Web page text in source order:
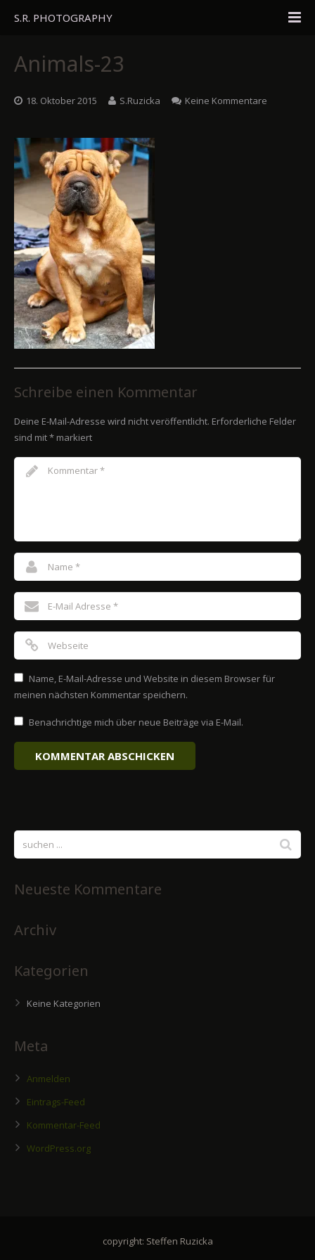
S.R. PHOTOGRAPHY
About
Blog
Gästebuch
Animals-23
18. Oktober 2015 S.Ruzicka Keine Kommentare
Schreibe einen Kommentar
Deine E-Mail-Adresse wird nicht veröffentlicht. Erforderliche Felder
sind mit* markiert
Name, E-Mail-Adresse und Website in diesem Browser für
meinen nächsten Kommentar speichern.
Benachrichtige mich über neue Beiträge via E-Mail.
Neueste Kommentare
Archiv
Kategorien
Keine Kategorien
Meta
Anmelden
Eintrags-Feed
Kommentar-Feed
WordPress.org
copyright: Steffen Ruzicka